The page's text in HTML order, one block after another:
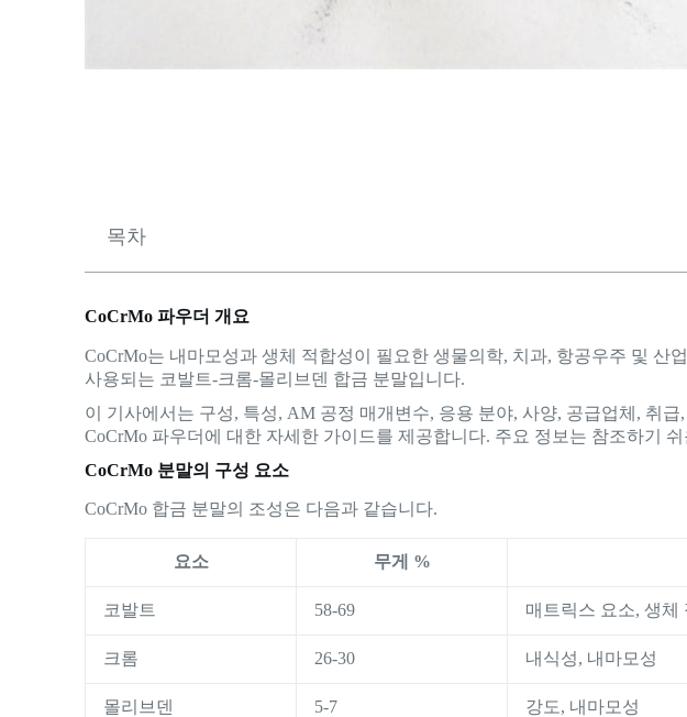
목차
CoCrMo 파우더 개요
CoCrMo는 내마모성과 생체 적합성이 필요한 생물의학, 치과, 항공우주 및 산
사용되는 코발트-크롬-몰리브덴 합금 분말입니다.
이 기사에서는 구성, 특성, AM 공정 매개변수, 응용 분야, 사양, 공급업체, 취
CoCrMo 파우더에 대한 자세한 가이드를 제공합니다. 주요 정보는 참조하기
CoCrMo 분말의 구성 요소
CoCrMo 합금 분말의 조성은 다음과 같습니다.
요소 무게 %
코발트 58-69 매트릭스 요소, 생체
크롬 26-30 내식성, 내마모성
몰리브덴 5-7 강도, 내마모성